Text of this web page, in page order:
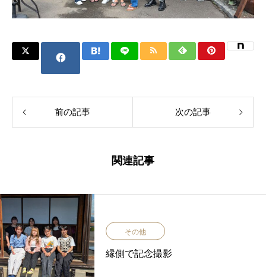
前の記事 次の記事
関連記事
その他
縁側で記念撮影